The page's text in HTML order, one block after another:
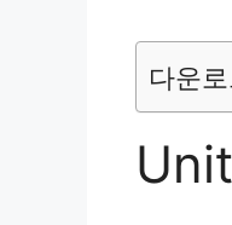
다운로